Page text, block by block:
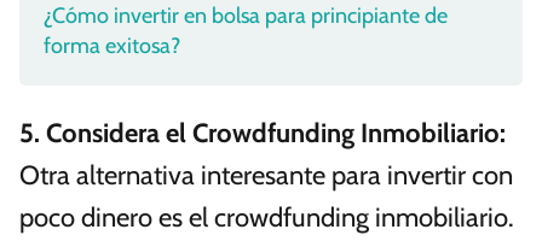
¿Cómo invertir en bolsa para principiante de
forma exitosa?
5. Considera el Crowdfunding Inmobiliario:
Otra alternativa interesante para invertir con
poco dinero es el crowdfunding inmobiliario.